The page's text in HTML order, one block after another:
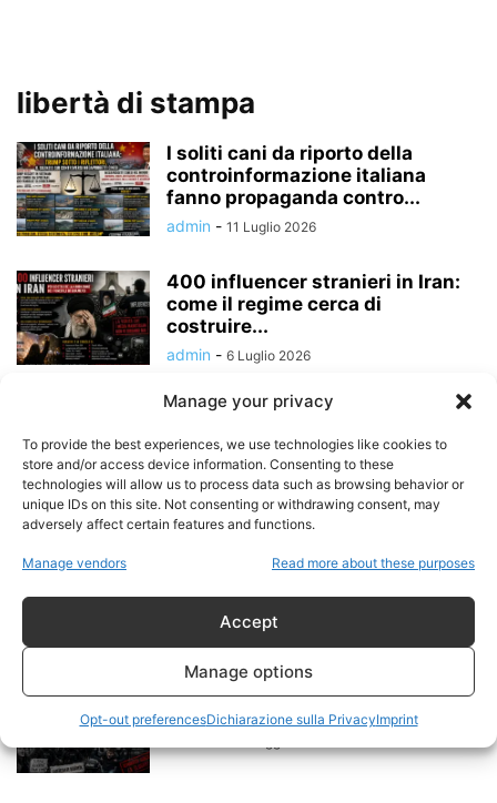
Manage your privacy
To provide the best experiences, we use technologies like cookies to
store and/or access device information. Consenting to these
technologies will allow us to process data such as browsing behavior or
unique IDs on this site. Not consenting or withdrawing consent, may
adversely affect certain features and functions.
Manage vendors Read more about these purposes
Accept
Manage options
Opt-out preferencesDichiarazione sulla PrivacyImprint
libertà di stampa
I soliti cani da riporto della
controinformazione italiana
fanno propaganda contro...
admin - 11 Luglio 2026
400 influencer stranieri in Iran:
come il regime cerca di
costruire...
admin - 6 Luglio 2026
BELFAST È “CACCIA ALLO
VITTIME SONO BIANCHE...
admin - 11 Giugno 2026
ATTACCA I MEDIA OCCIDENTALI.
- 29 Maggio 2026
Il Silenzio dell’Occidente davanti
alla deriva autoritaria di Erdoğan